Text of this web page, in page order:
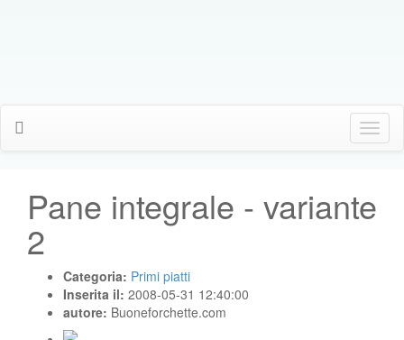
Click
Me
Pane integrale - variante
2
Categoria: Primi piatti
Inserita il: 2008-05-31 12:40:00
autore: Buoneforchette.com